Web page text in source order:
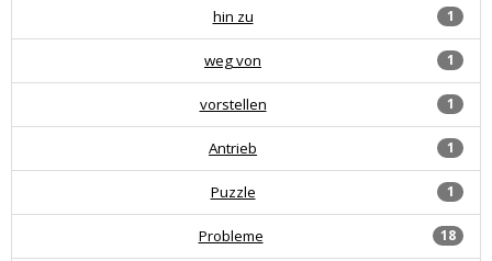
1
hin zu
1
weg von
1
vorstellen
1
Antrieb
1
Puzzle
18
Probleme